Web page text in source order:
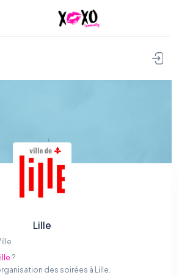
Lille
?
des soirées à Lille.